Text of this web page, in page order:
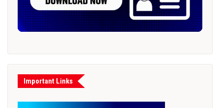
Important Links